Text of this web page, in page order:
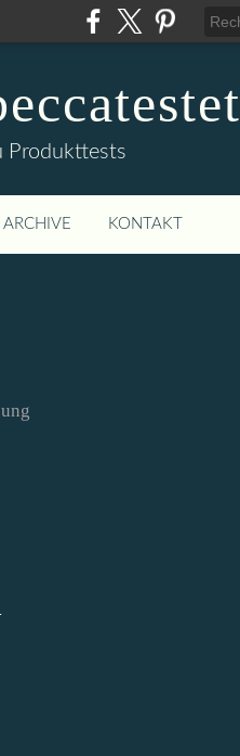
Produkttests
ARCHIVE KONTAKT